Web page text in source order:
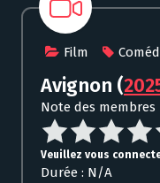
Film
Avignon (
Note des membres
Veuillez vous
Durée : N/A